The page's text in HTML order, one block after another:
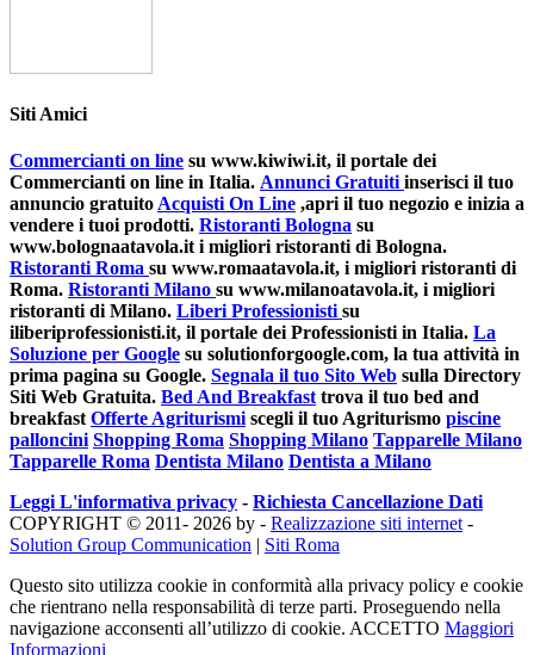
Siti Amici
Commercianti on line su www.kiwiwi.it, il portale dei
Commercianti on line in Italia. Annunci Gratuitiinserisci il tuo
annuncio gratuitoAcquisti On Line ,apri il tuo negozio e inizia a
vendere i tuoi prodotti. Ristoranti Bologna su
www.bolognaatavola.it i migliori ristoranti di Bologna.
Ristoranti Roma su www.romaatavola.it, i migliori ristoranti di
Roma. Ristoranti Milano su www.milanoatavola.it, i migliori
ristoranti di Milano. Liberi Professionistisu
iliberiprofessionisti.it, il portale dei Professionisti in Italia. La
Soluzione per Google su solutionforgoogle.com, la tua attività in
prima pagina su Google. Segnala il tuo Sito Web sulla Directory
Siti Web Gratuita. Bed And Breakfasttrova il tuo bed and
breakfastOfferte Agriturismiscegli il tuo Agriturismo piscine
palloncini Shopping Roma Shopping Milano Tapparelle Milano
Tapparelle Roma Dentista Milano Dentista a Milano
Leggi L'informativa privacy - Richiesta Cancellazione Dati
COPYRIGHT © 2011- 2026 by - Realizzazione siti internet-
Solution Group Communication | Siti Roma
Questo sito utilizza cookie in conformità alla privacy policy e cookie
che rientrano nella responsabilità di terze parti. Proseguendo nella
navigazione acconsenti all’utilizzo di cookie. ACCETTO Maggiori
Informazioni